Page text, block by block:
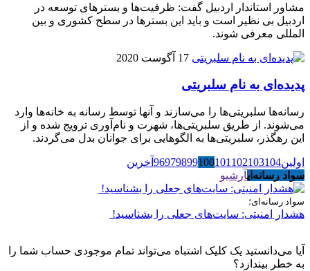
مشاور استاندار اردبیل گفت: ظرفیت‌ها و بسترهای توسعه در
اردبیل بی نظیر است و باید این بسترها در سطح کشوری و بین
المللی معرفی شوند.
17 آگوست 2020
پدیده‌ای به نام سلبریتی
رسانه‌ها سلبریتی‌ها را می‌سازند و آنها توسط رسانه به خانه‌ها وارد
می‌شوند. از طریق سلبریتی‌ها، شهرت و نام‌آوری ترویج شده و از
این رهگذر، سلبریتی‌ها به الگوهایی برای جوانان بدل می‌گردند.
اولین 96979899100101 102103104
آخرین
سواد رسانه‌ایآرشیو
سواد رسانه‌ای؛
هشدار امنیتی: سایت‌های جعلی را بشناسید!
آیا می‌دانستید یک کلیک اشتباه می‌تواند تمام موجودی حساب شما را
به خطر بیندازد؟